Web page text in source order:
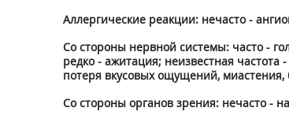
Аллергические реакции: нечасто -
Со стороны нервной системы: часто -
редко - ажитация; неизвестная частота
потеря вкусовых ощущений,
Со стороны органов зрения: нечасто -